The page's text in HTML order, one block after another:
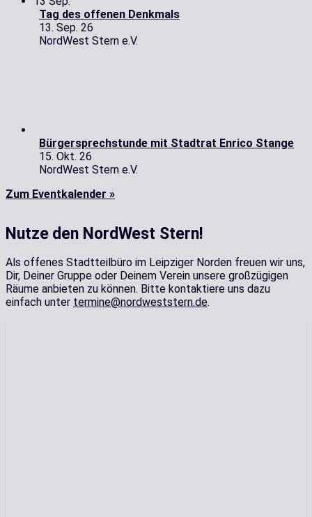
Tag des offenen Denkmals
13. Sep. 26
NordWest Stern e.V.
Bürgersprechstunde mit Stadtrat Enrico Stange
15. Okt. 26
NordWest Stern e.V.
Zum Eventkalender »
Nutze den NordWest Stern!
Als offenes Stadtteilbüro im Leipziger Norden freuen wir uns,
Dir, Deiner Gruppe oder Deinem Verein unsere großzügigen
Räume anbieten zu können. Bitte kontaktiere uns dazu
einfach unter termine@nordweststern.de.